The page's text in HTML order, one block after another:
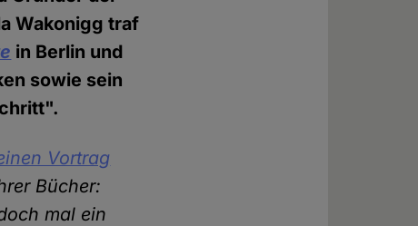
Wakonigg traf
in Berlin und
sowie sein
Vortrag
Bücher:
mal ein